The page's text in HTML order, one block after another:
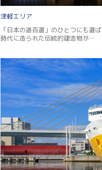
津軽
「日本の道百選」のひとつにも選
時代に造られた伝統的建造物が…